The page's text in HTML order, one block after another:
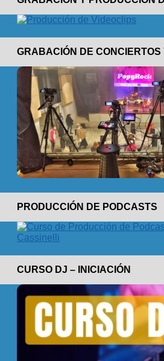
GRABACIÓN DE CONCIERTOS
PRODUCCIÓN DE PODCASTS
CURSO DJ – INICIACIÓN